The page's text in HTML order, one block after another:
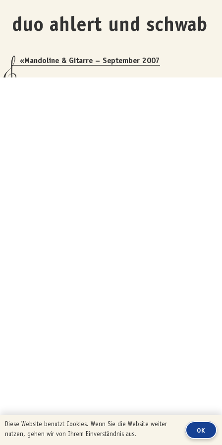
duo ahlert und schwab
«Mandoline & Gitarre – September 2007
Diese Website benutzt Cookies. Wenn Sie die Website weiter
nutzen, gehen wir von Ihrem Einverständnis aus.
OK